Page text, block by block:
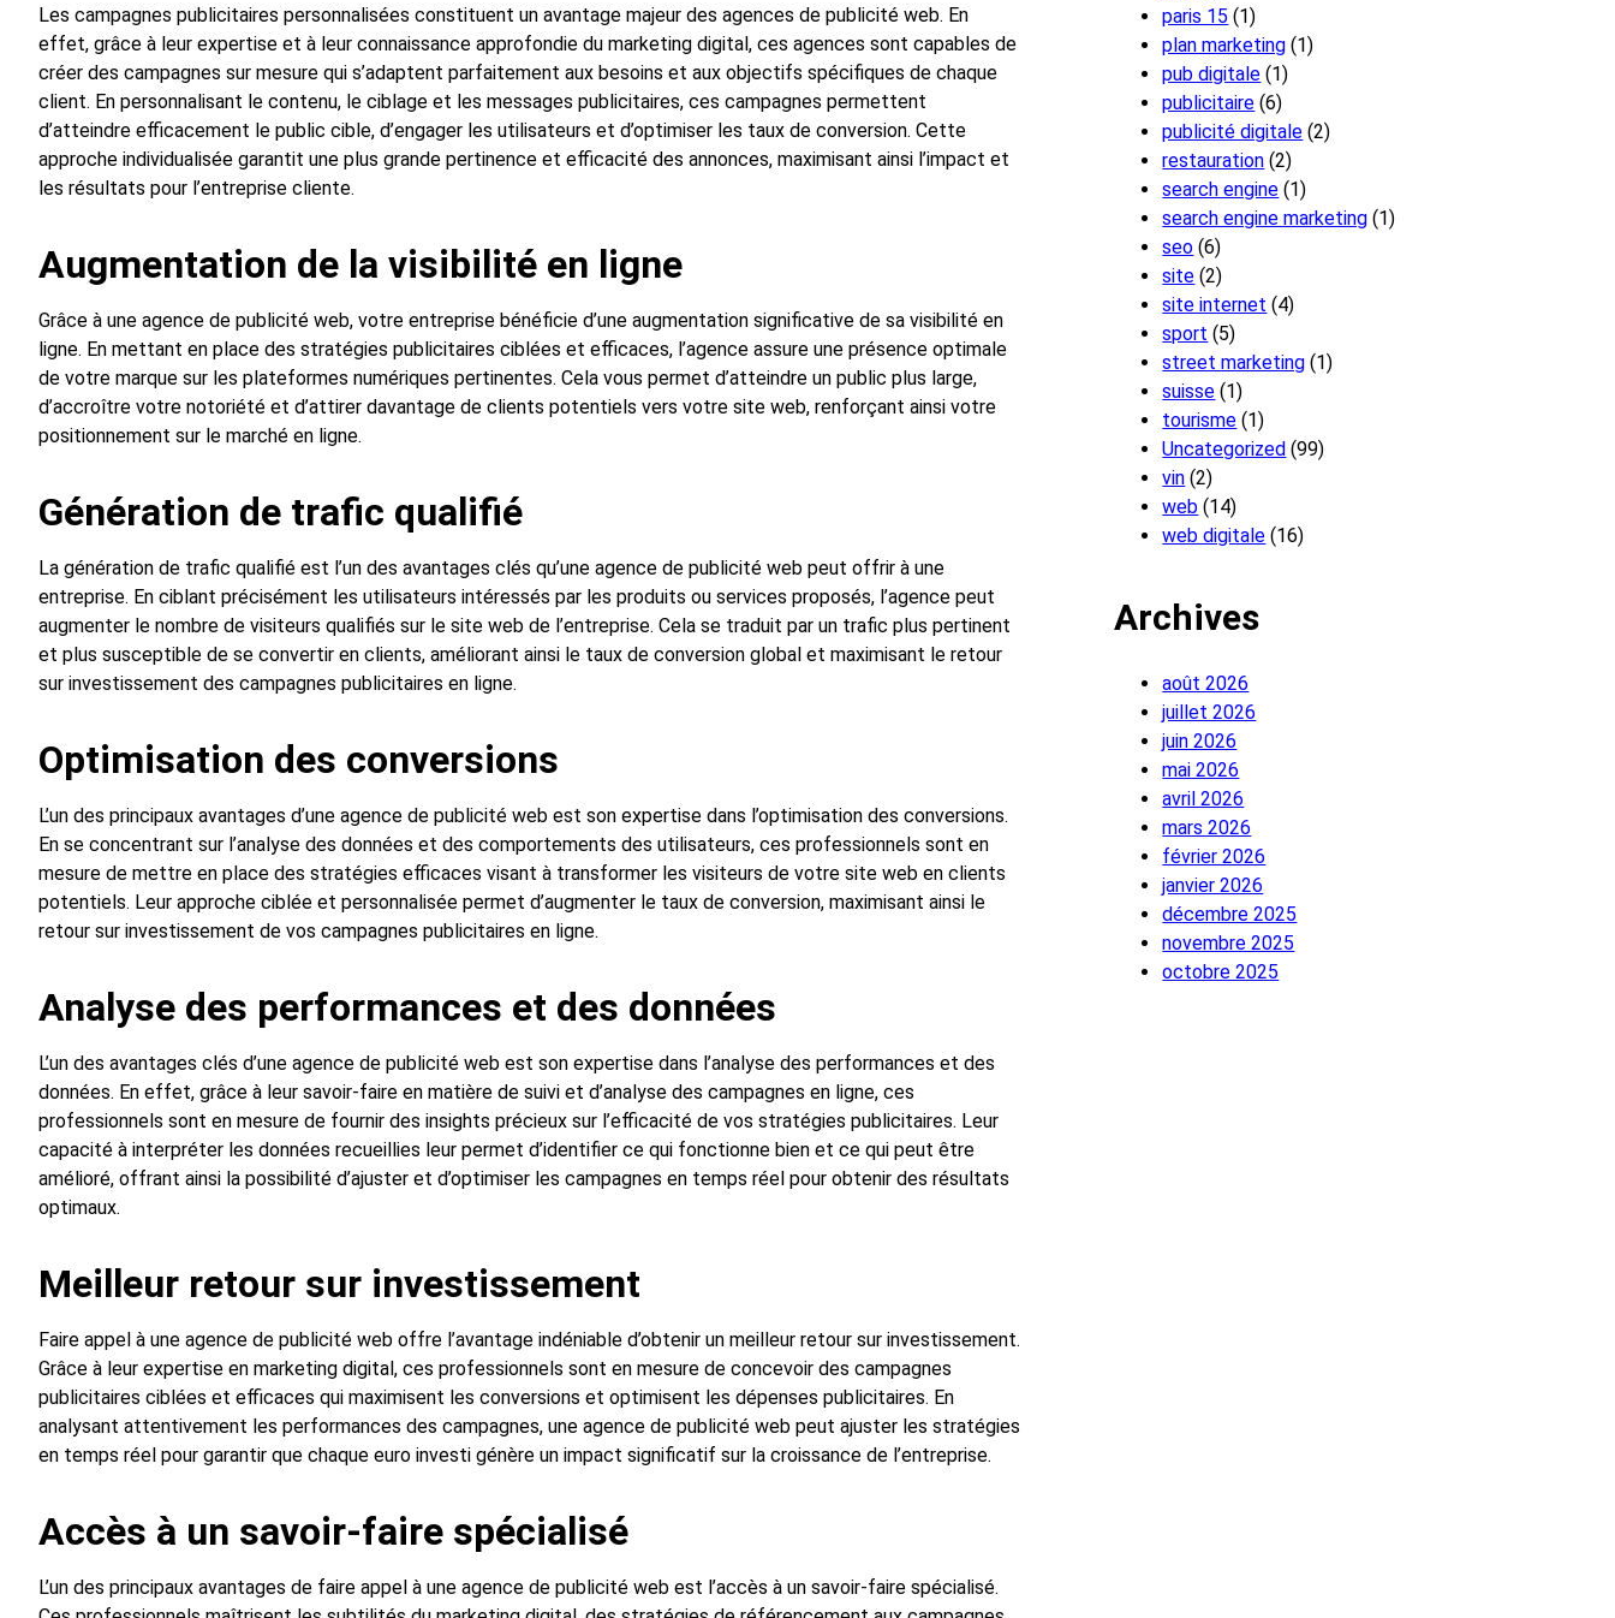
Les campagnes publicitaires personnalisées constituent un avantage majeur des agences de publicité web. En
effet, grâce à leur expertise et à leur connaissance approfondie du marketing digital, ces agences sont capables de
créer des campagnes sur mesure qui s’adaptent parfaitement aux besoins et aux objectifs spécifiques de chaque
client. En personnalisant le contenu, le ciblage et les messages publicitaires, ces campagnes permettent
d’atteindre efficacement le public cible, d’engager les utilisateurs et d’optimiser les taux de conversion. Cette
approche individualisée garantit une plus grande pertinence et efficacité des annonces, maximisant ainsi l’impact et
les résultats pour l’entreprise cliente.
Augmentation de la visibilité en ligne
Grâce à une agence de publicité web, votre entreprise bénéficie d’une augmentation significative de sa visibilité en
ligne. En mettant en place des stratégies publicitaires ciblées et efficaces, l’agence assure une présence optimale
de votre marque sur les plateformes numériques pertinentes. Cela vous permet d’atteindre un public plus large,
d’accroître votre notoriété et d’attirer davantage de clients potentiels vers votre site web, renforçant ainsi votre
positionnement sur le marché en ligne.
Génération de trafic qualifié
La génération de trafic qualifié est l’un des avantages clés qu’une agence de publicité web peut offrir à une
entreprise. En ciblant précisément les utilisateurs intéressés par les produits ou services proposés, l’agence peut
augmenter le nombre de visiteurs qualifiés sur le site web de l’entreprise. Cela se traduit par un trafic plus pertinent
et plus susceptible de se convertir en clients, améliorant ainsi le taux de conversion global et maximisant le retour
sur investissement des campagnes publicitaires en ligne.
Optimisation des conversions
L’un des principaux avantages d’une agence de publicité web est son expertise dans l’optimisation des conversions.
En se concentrant sur l’analyse des données et des comportements des utilisateurs, ces professionnels sont en
mesure de mettre en place des stratégies efficaces visant à transformer les visiteurs de votre site web en clients
potentiels. Leur approche ciblée et personnalisée permet d’augmenter le taux de conversion, maximisant ainsi le
retour sur investissement de vos campagnes publicitaires en ligne.
Analyse des performances et des données
L’un des avantages clés d’une agence de publicité web est son expertise dans l’analyse des performances et des
données. En effet, grâce à leur savoir-faire en matière de suivi et d’analyse des campagnes en ligne, ces
professionnels sont en mesure de fournir des insights précieux sur l’efficacité de vos stratégies publicitaires. Leur
capacité à interpréter les données recueillies leur permet d’identifier ce qui fonctionne bien et ce qui peut être
amélioré, offrant ainsi la possibilité d’ajuster et d’optimiser les campagnes en temps réel pour obtenir des résultats
optimaux.
Meilleur retour sur investissement
Faire appel à une agence de publicité web offre l’avantage indéniable d’obtenir un meilleur retour sur investissement.
Grâce à leur expertise en marketing digital, ces professionnels sont en mesure de concevoir des campagnes
publicitaires ciblées et efficaces qui maximisent les conversions et optimisent les dépenses publicitaires. En
analysant attentivement les performances des campagnes, une agence de publicité web peut ajuster les stratégies
en temps réel pour garantir que chaque euro investi génère un impact significatif sur la croissance de l’entreprise.
Accès à un savoir-faire spécialisé
L’un des principaux avantages de faire appel à une agence de publicité web est l’accès à un savoir-faire spécialisé.
paris 15 (1)
plan marketing (1)
pub digitale (1)
publicitaire (6)
publicité digitale (2)
restauration (2)
search engine (1)
search engine marketing (1)
seo (6)
site (2)
site internet (4)
sport (5)
street marketing (1)
suisse (1)
tourisme (1)
Uncategorized (99)
vin (2)
web (14)
web digitale (16)
Archives
août 2026
juillet 2026
juin 2026
mai 2026
avril 2026
mars 2026
février 2026
janvier 2026
décembre 2025
novembre 2025
octobre 2025